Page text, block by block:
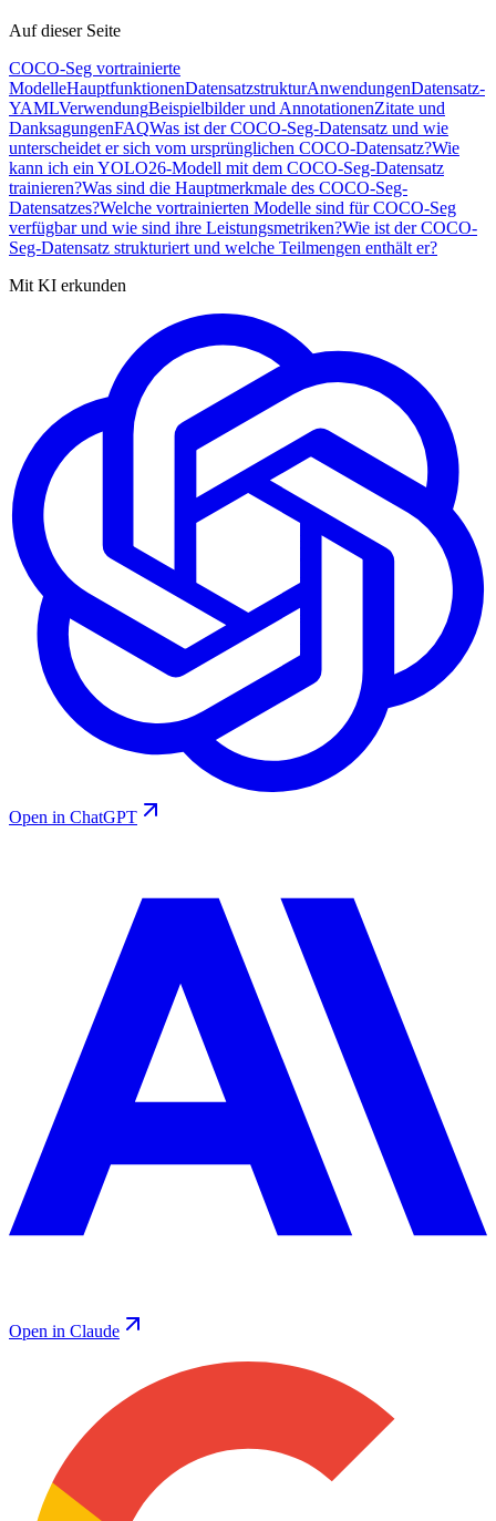
Auf dieser Seite
COCO-Seg vortrainierte
ModelleHauptfunktionenDatensatzstrukturAnwendungenDatensatz-
YAMLVerwendungBeispielbilder und AnnotationenZitate und
DanksagungenFAQWas ist der COCO-Seg-Datensatz und wie
unterscheidet er sich vom ursprünglichen COCO-Datensatz?Wie
kann ich ein YOLO26-Modell mit dem COCO-Seg-Datensatz
trainieren?Was sind die Hauptmerkmale des COCO-Seg-
Datensatzes?Welche vortrainierten Modelle sind für COCO-Seg
verfügbar und wie sind ihre Leistungsmetriken?Wie ist der COCO-
Seg-Datensatz strukturiert und welche Teilmengen enthält er?
Mit KI erkunden
Open in ChatGPT
Open in Claude